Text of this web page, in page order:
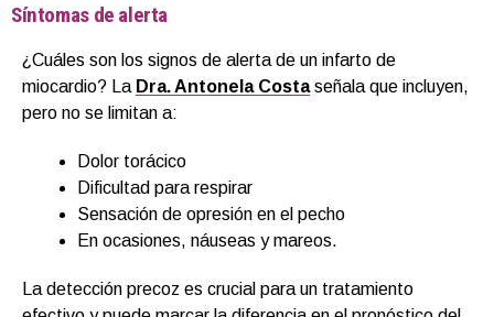
Síntomas de alerta
¿Cuáles son los signos de alerta de un infarto de
miocardio? La Dra. Antonela Costa señala que incluyen,
pero no se limitan a:
Dolor torácico
Dificultad para respirar
Sensación de opresión en el pecho
En ocasiones, náuseas y mareos.
La detección precoz es crucial para un tratamiento